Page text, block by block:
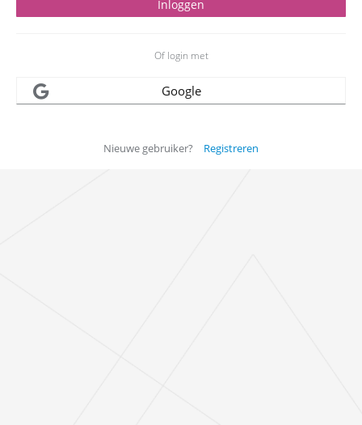
Of login met
Google
Nieuwe gebruiker? Registreren